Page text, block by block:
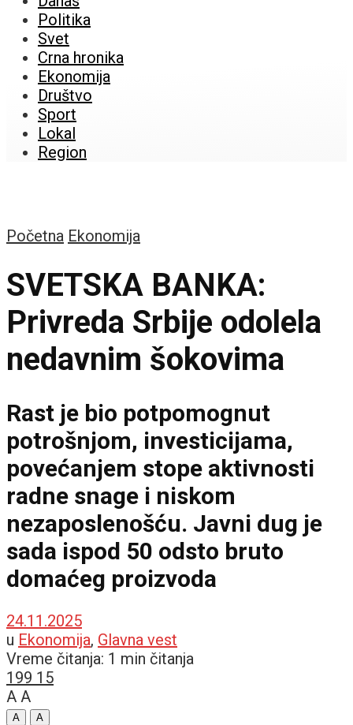
Politika
Svet
Crna hronika
Ekonomija
Društvo
Sport
Lokal
Region
Početna Ekonomija
SVETSKA BANKA:
Privreda Srbije odolela
nedavnim šokovima
Rast je bio potpomognut
potrošnjom, investicijama,
povećanjem stope aktivnosti
radne snage i niskom
nezaposlenošću. Javni dug je
sada ispod 50 odsto bruto
domaćeg proizvoda
24.11.2025
u Ekonomija, Glavna vest
Vreme čitanja: 1 min čitanja
199 15
A A
A
A